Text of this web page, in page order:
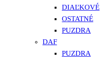
DIAĽKOVÉ
OSTATNÉ
PUZDRA
DAF
PUZDRA